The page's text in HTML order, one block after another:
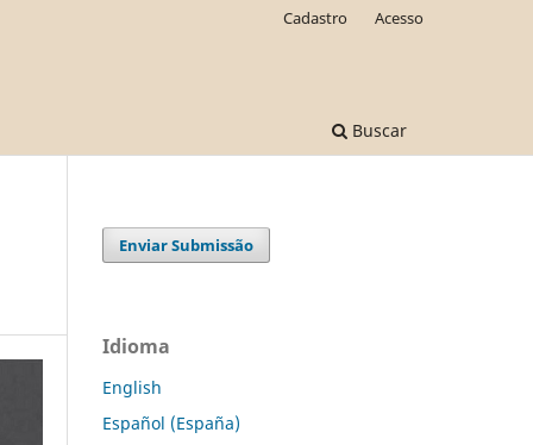
Buscar
Cadastro Acesso
Enviar Submissão
Idioma
English
Español (España)